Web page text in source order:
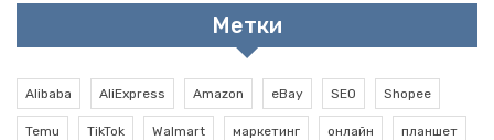
Метки
Alibaba AliExpress Amazon eBay SEO Shopee
Temu TikTok Walmart маркетинг онлайн планшет